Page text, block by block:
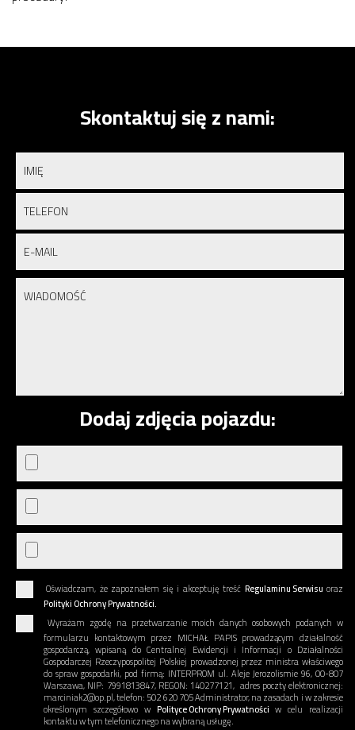
Skontaktuj się z nami:
Dodaj zdjęcia pojazdu:
Oświadczam, że zapoznałem się i akceptuję treść Regulaminu Serwisu oraz
Polityki Ochrony Prywatności.
Wyrażam zgodę na przetwarzanie moich danych osobowych podanych w
formularzu kontaktowym przez MICHAŁ PAPIS prowadzącym działalność
gospodarczą, wpisaną do Centralnej Ewidencji i Informacji o Działalności
Gospodarczej Rzeczypospolitej Polskiej prowadzonej przez ministra właściwego
do spraw gospodarki, pod firmą: INTERPROM ul. Aleje Jerozolismie 96, 00-807
Warszawa, NIP: 7991813847, REGON: 140277121, adres poczty elektronicznej:
marciniak2@op.pl, telefon: 502 620 705 Administrator, na zasadach i w zakresie
określonym szczegółowo w Polityce Ochrony Prywatności w celu realizacji
kontaktu w tym telefonicznego na wybraną usługę.